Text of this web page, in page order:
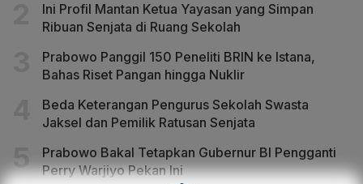
Ini Profil Mantan Ketua Yayasan yang Simpan
Ribuan Senjata di Ruang Sekolah
Prabowo Panggil 150 Peneliti BRIN ke Istana,
Bahas Riset Pangan hingga Nuklir
Beda Keterangan Pengurus Sekolah Swasta
Jaksel dan Pemilik Ratusan Senjata
Prabowo Bakal Tetapkan Gubernur BI Pengganti
Perry Warjiyo Pekan Ini